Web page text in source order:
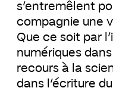
s’entremêlent
compagnie une
Que ce soit par
numériques
recours à la
dans l’écriture